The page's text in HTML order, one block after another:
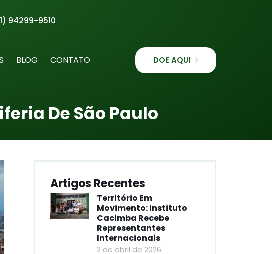
94299-9510
BLOG CONTATO DOE AQUI
De São Paulo
Artigos Recentes
Território Em
Movimento: Instituto
Cacimba Recebe
Representantes
Internacionais
2 de abril de 2026